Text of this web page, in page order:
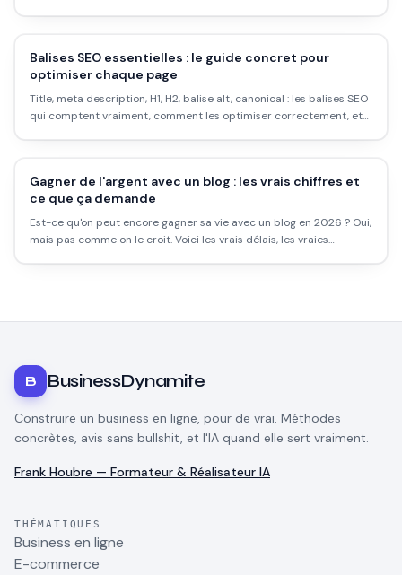
Balises SEO essentielles : le guide concret pour
optimiser chaque page
Title, meta description, H1, H2, balise alt, canonical : les balises SEO
qui comptent vraiment, comment les optimiser correctement, et
Gagner de l'argent avec un blog : les vrais chiffres et
ce que ça demande
Est-ce qu'on peut encore gagner sa vie avec un blog en 2026 ? Oui,
mais pas comme on le croit. Voici les vrais délais, les vraies
B BusinessDynamite
Construire un business en ligne, pour de vrai. Méthodes
concrètes, avis sans bullshit, et l'IA quand elle sert vraiment.
Frank Houbre — Formateur & Réalisateur IA
THÉMATIQUES
Business en ligne
E-commerce